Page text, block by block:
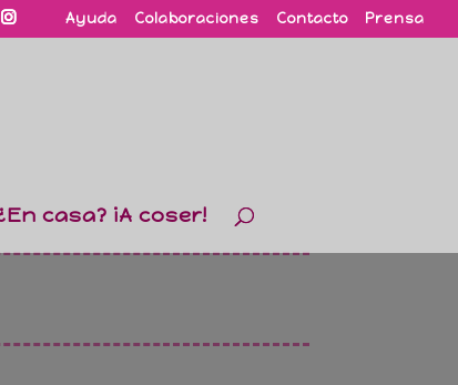
Ayuda Colaboraciones Contacto Prensa
casa? ¡A coser!